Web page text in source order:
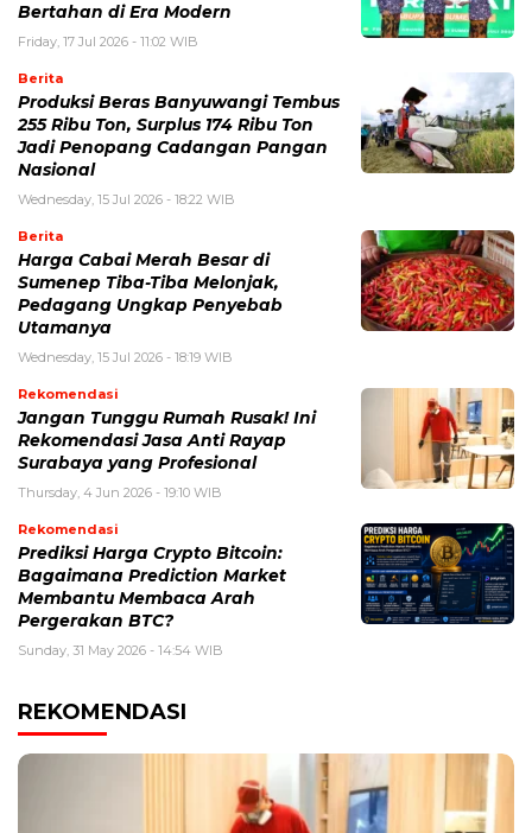
Bertahan di Era Modern
Friday, 17 Jul 2026 - 11:02 WIB
Berita
Produksi Beras Banyuwangi Tembus
255 Ribu Ton, Surplus 174 Ribu Ton
Jadi Penopang Cadangan Pangan
Nasional
Wednesday, 15 Jul 2026 - 18:22 WIB
Berita
Harga Cabai Merah Besar di
Sumenep Tiba-Tiba Melonjak,
Pedagang Ungkap Penyebab
Utamanya
Wednesday, 15 Jul 2026 - 18:19 WIB
Rekomendasi
Jangan Tunggu Rumah Rusak! Ini
Rekomendasi Jasa Anti Rayap
Surabaya yang Profesional
Thursday, 4 Jun 2026 - 19:10 WIB
Rekomendasi
Prediksi Harga Crypto Bitcoin:
Bagaimana Prediction Market
Membantu Membaca Arah
Pergerakan BTC?
Sunday, 31 May 2026 - 14:54 WIB
REKOMENDASI